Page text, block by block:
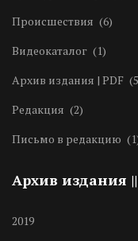
Происшествия (6)
Видеокаталог (1)
Архив издания | PDF
Редакция (2)
Письмо в редакцию
Архив издания ||
2019